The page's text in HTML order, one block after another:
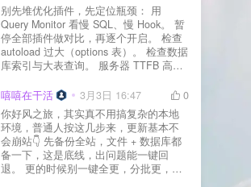
别先堆优化插件，先定位瓶颈： 用
Query Monitor 看慢 SQL、慢 Hook。 暂
停全部插件做对比，再逐个开启。 检查
autoload 过大（options 表）。 检查数据
库索引与大表查询。 服务器 TTFB 高就
嘻嘻在干活
3月3日 16:47
0
你好风之旅，其实真不用搞复杂的本地
环境，普通人按这几步来，更新基本不
会崩站👇 先备份全站，文件 + 数据库都
备一下，这是底线，出问题能一键回
退。 更的时候别一键全更，分批更，先